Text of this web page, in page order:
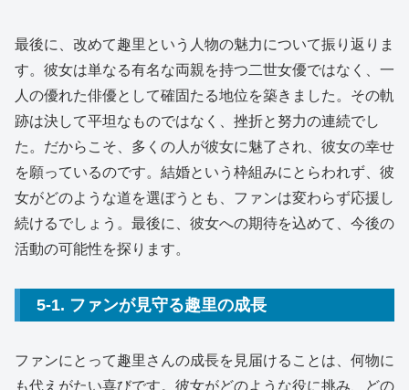
最後に、改めて趣里という人物の魅力について振り返りま
す。彼女は単なる有名な両親を持つ二世女優ではなく、一
人の優れた俳優として確固たる地位を築きました。その軌
跡は決して平坦なものではなく、挫折と努力の連続でし
た。だからこそ、多くの人が彼女に魅了され、彼女の幸せ
を願っているのです。結婚という枠組みにとらわれず、彼
女がどのような道を選ぼうとも、ファンは変わらず応援し
続けるでしょう。最後に、彼女への期待を込めて、今後の
活動の可能性を探ります。
5-1. ファンが見守る趣里の成長
ファンにとって趣里さんの成長を見届けることは、何物に
も代えがたい喜びです。彼女がどのような役に挑み、どの